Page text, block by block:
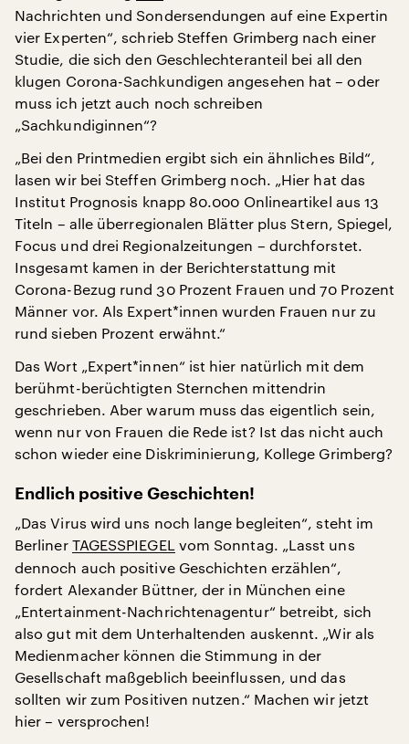
Nachrichten und Sondersendungen auf eine Expertin
vier Experten“, schrieb Steffen Grimberg nach einer
Studie, die sich den Geschlechteranteil bei all den
klugen Corona-Sachkundigen angesehen hat – oder
muss ich jetzt auch noch schreiben
„Sachkundiginnen“?
„Bei den Printmedien ergibt sich ein ähnliches Bild“,
lasen wir bei Steffen Grimberg noch. „Hier hat das
Institut Prognosis knapp 80.000 Onlineartikel aus 13
Titeln – alle überregionalen Blätter plus Stern, Spiegel,
Focus und drei Regionalzeitungen – durchforstet.
Insgesamt kamen in der Berichterstattung mit
Corona-Bezug rund 30 Prozent Frauen und 70 Prozent
Männer vor. Als Expert*innen wurden Frauen nur zu
rund sieben Prozent erwähnt.“
Das Wort „Expert*innen“ ist hier natürlich mit dem
berühmt-berüchtigten Sternchen mittendrin
geschrieben. Aber warum muss das eigentlich sein,
wenn nur von Frauen die Rede ist? Ist das nicht auch
schon wieder eine Diskriminierung, Kollege Grimberg?
Endlich positive Geschichten!
„Das Virus wird uns noch lange begleiten“, steht im
Berliner TAGESSPIEGEL vom Sonntag. „Lasst uns
dennoch auch positive Geschichten erzählen“,
fordert Alexander Büttner, der in München eine
„Entertainment-Nachrichtenagentur“ betreibt, sich
also gut mit dem Unterhaltenden auskennt. „Wir als
Medienmacher können die Stimmung in der
Gesellschaft maßgeblich beeinflussen, und das
sollten wir zum Positiven nutzen.“ Machen wir jetzt
hier – versprochen!